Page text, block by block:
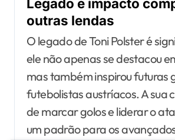
outras lendas
O legado de Toni Polster é
ele não apenas se destacou
mas também inspirou futuras
futebolistas austríacos. A sua
de marcar golos e liderar o
um padrão para os